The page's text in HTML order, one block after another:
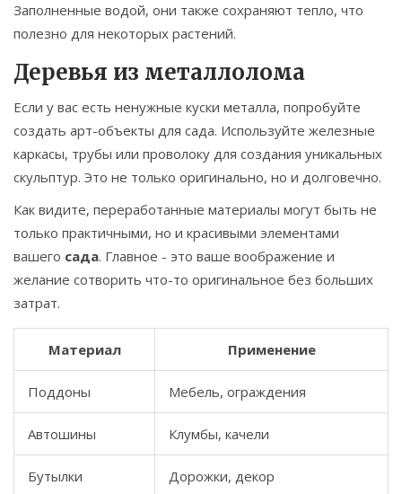
Заполненные водой, они также сохраняют тепло, что
полезно для некоторых растений.
Деревья из металлолома
Если у вас есть ненужные куски металла, попробуйте
создать арт-объекты для сада. Используйте железные
каркасы, трубы или проволоку для создания уникальных
скульптур. Это не только оригинально, но и долговечно.
Как видите, переработанные материалы могут быть не
только практичными, но и красивыми элементами
вашего сада. Главное - это ваше воображение и
желание сотворить что-то оригинальное без больших
затрат.
Материал Применение
Поддоны Мебель, ограждения
Автошины Клумбы, качели
Бутылки Дорожки, декор